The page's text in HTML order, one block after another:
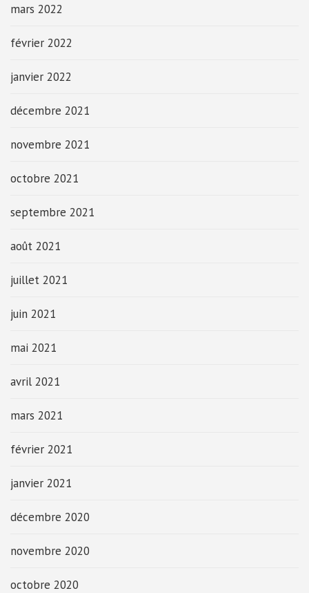
mars 2022
février 2022
janvier 2022
décembre 2021
novembre 2021
octobre 2021
septembre 2021
août 2021
juillet 2021
juin 2021
mai 2021
avril 2021
mars 2021
février 2021
janvier 2021
décembre 2020
novembre 2020
octobre 2020